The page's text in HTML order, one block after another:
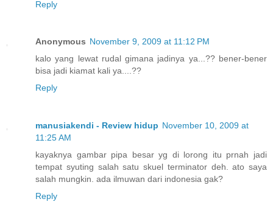
Reply
Anonymous November 9, 2009 at 11:12 PM
kalo yang lewat rudal gimana jadinya ya...?? bener-bener
bisa jadi kiamat kali ya....??
Reply
manusiakendi - Review hidup November 10, 2009 at
11:25 AM
kayaknya gambar pipa besar yg di lorong itu prnah jadi
tempat syuting salah satu skuel terminator deh. ato saya
salah mungkin. ada ilmuwan dari indonesia gak?
Reply